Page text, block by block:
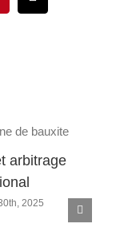
arbitrage
2025